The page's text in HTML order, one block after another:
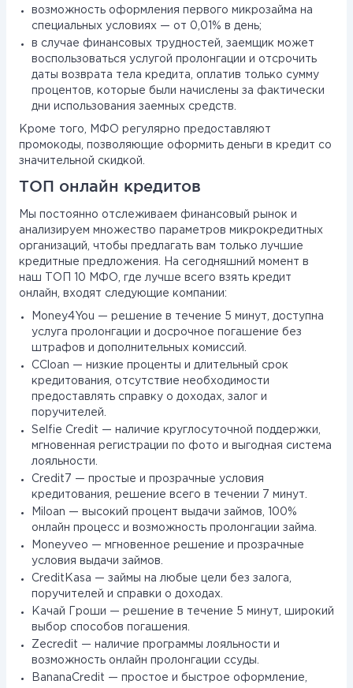
возможность оформления первого микрозайма на
специальных условиях — от 0,01% в день;
в случае финансовых трудностей, заемщик может
воспользоваться услугой пролонгации и отсрочить
даты возврата тела кредита, оплатив только сумму
процентов, которые были начислены за фактически
дни использования заемных средств.
Кроме того, МФО регулярно предоставляют
промокоды, позволяющие оформить деньги в кредит со
значительной скидкой.
ТОП онлайн кредитов
Мы постоянно отслеживаем финансовый рынок и
анализируем множество параметров микрокредитных
организаций, чтобы предлагать вам только лучшие
кредитные предложения. На сегодняшний момент в
наш ТОП 10 МФО, где лучше всего взять кредит
онлайн, входят следующие компании:
Money4You — решение в течение 5 минут, доступна
услуга пролонгации и досрочное погашение без
штрафов и дополнительных комиссий.
CCloan — низкие проценты и длительный срок
кредитования, отсутствие необходимости
предоставлять справку о доходах, залог и
поручителей.
Selfie Credit — наличие круглосуточной поддержки,
мгновенная регистрации по фото и выгодная система
лояльности.
Credit7 — простые и прозрачные условия
кредитования, решение всего в течении 7 минут.
Miloan — высокий процент выдачи займов, 100%
онлайн процесс и возможность пролонгации займа.
Moneyveo — мгновенное решение и прозрачные
условия выдачи займов.
CreditKasa — займы на любые цели без залога,
поручителей и справки о доходах.
Качай Гроши — решение в течение 5 минут, широкий
выбор способов погашения.
Zecredit — наличие программы лояльности и
возможность онлайн пролонгации ссуды.
BananaCredit — простое и быстрое оформление,